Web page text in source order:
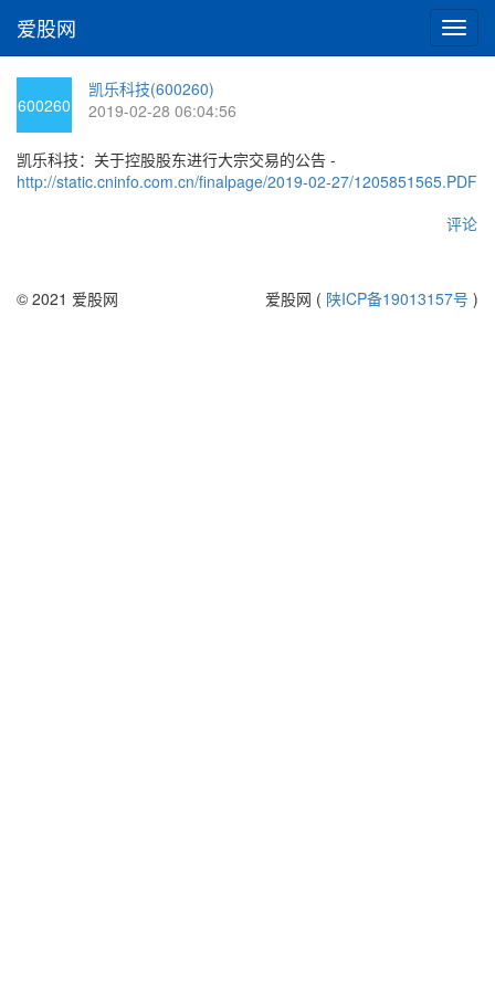
切
换
爱股网
600260
凯乐科技(600260)
2019-02-28 06:04:56
凯乐科技：关于控股股东进行大宗交易的公告 -
http://static.cninfo.com.cn/finalpage/2019-02-27/1205851565.PDF
评论
© 2021 爱股网 爱股网 ( 陕ICP备19013157号 )